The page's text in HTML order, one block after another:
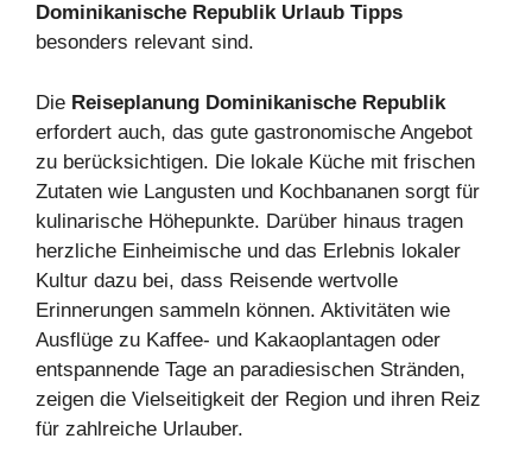
Dominikanische Republik Urlaub Tipps
besonders relevant sind.
Die Reiseplanung Dominikanische Republik
erfordert auch, das gute gastronomische Angebot
zu berücksichtigen. Die lokale Küche mit frischen
Zutaten wie Langusten und Kochbananen sorgt für
kulinarische Höhepunkte. Darüber hinaus tragen
herzliche Einheimische und das Erlebnis lokaler
Kultur dazu bei, dass Reisende wertvolle
Erinnerungen sammeln können. Aktivitäten wie
Ausflüge zu Kaffee- und Kakaoplantagen oder
entspannende Tage an paradiesischen Stränden,
zeigen die Vielseitigkeit der Region und ihren Reiz
für zahlreiche Urlauber.